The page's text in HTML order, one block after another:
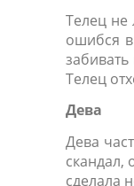
Телец не
ошибся
Телец
Дева
Дева
скандал,
сделала